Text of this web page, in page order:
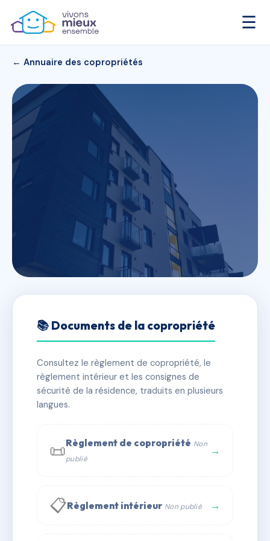
☰
← Annuaire des copropriétés
LE CLIPPER
✓ Immatriculée 🏠 59 lots 🏗 2 bâtiment(s)
📞 Contacter Syndic Digital
📚 Documents de la copropriété
Consultez le règlement de copropriété, le
règlement intérieur et les consignes de
sécurité de la résidence, traduits en plusieurs
langues.
📜Règlement de copropriété Non
publié
→
📋Règlement intérieur Non publié →